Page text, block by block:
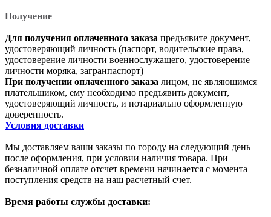
Получение
Для получения оплаченного заказа предъявите документ,
удостоверяющий личность (паспорт, водительские права,
удостоверение личности военнослужащего, удостоверение
личности моряка, загранпаспорт)
При получении оплаченного заказа лицом, не являющимся
плательщиком, ему необходимо предъявить документ,
удостоверяющий личность, и нотариально оформленную
доверенность.
Условия доставки
Мы доставляем ваши заказы по городу на следующий день
после оформления, при условии наличия товара. При
безналичной оплате отсчет времени начинается с момента
поступления средств на наш расчетный счет.
Время работы службы доставки: